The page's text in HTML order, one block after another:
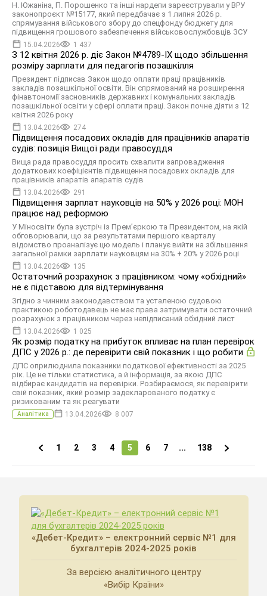
Н. Южаніна, П. Порошенко та інші нардепи зареєстрували у ВРУ
законопроєкт №15177, який передбачає з 1 липня 2026 р.
спрямування військового збору до спецфонду бюджету для
підвищення грошового забезпечення військовослужбовців ЗСУ
15.04.2026 1 437
З 12 квітня 2026 р. діє Закон №4789-IX щодо збільшення
розміру зарплати для педагогів позашкілля
Президент підписав Закон щодо оплати праці працівників
закладів позашкільної освіти. Він спрямований на розширення
фінавтономії засновників державних і комунальних закладів
позашкільної освіти у сфері оплати праці. Закон почне діяти з 12
квітня 2026 року
13.04.2026 274
Підвищення посадових окладів для працівників апаратів
судів: позиція Вищої ради правосуддя
Вища рада правосуддя просить схвалити запровадження
додаткових коефіцієнтів підвищення посадових окладів для
працівників апаратів апаратів судів
13.04.2026 291
Підвищення зарплат науковців на 50% у 2026 році: МОН
працює над реформою
У Міносвіти була зустріч із Прем’єркою та Президентом, на якій
обговорювали, що за результатами першого кварталу
відомство проаналізує цю модель і планує вийти на збільшення
загальної рамки зарплати науковцям на 30% + 20% у 2026 році
13.04.2026 135
Остаточний розрахунок з працівником: чому «обхідний»
не є підставою для відтермінування
Згідно з чинним законодавством та усталеною судовою
практикою роботодавець не має права затримувати остаточний
розрахунок з працівником через непідписаний обхідний лист
13.04.2026 1 025
Як розмір податку на прибуток впливає на план перевірок
ДПС у 2026 р.: де перевірити свій показник і що робити
ДПС оприлюднила показники податкової ефективності за 2025
рік. Це не тільки статистика, а й інформація, за якою ДПС
відбирає кандидатів на перевірки. Розбираємося, як перевірити
свій показник, який розмір задекларованого податку є
ризикованим та як реагувати
Аналітика 13.04.2026 8 007
1 2 3 4 5 6 7 ... 138
«Дебет-Кредит» – електронний сервіс №1 для
бухгалтерів 2024-2025 років
За версією аналітичного центру
«Вибір Країни»